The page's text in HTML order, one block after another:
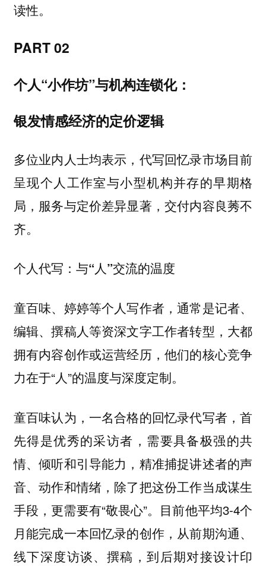
读性。
PART 02
个人“小作坊”与机构连锁化：
银发情感经济的定价逻辑
多位业内人士均表示，代写回忆录市场目前
呈现个人工作室与小型机构并存的早期格
局，服务与定价差异显著，交付内容良莠不
齐。
个人代写：与“人”交流的温度
童百味、婷婷等个人写作者，通常是记者、
编辑、撰稿人等资深文字工作者转型，大都
拥有内容创作或运营经历，他们的核心竞争
力在于“人”的温度与深度定制。
童百味认为，一名合格的回忆录代写者，首
先得是优秀的采访者，需要具备极强的共
情、倾听和引导能力，精准捕捉讲述者的声
音、动作和情绪，除了把这份工作当成谋生
手段，更需要有“敬畏心”。目前他平均3-4个
月能完成一本回忆录的创作，从前期沟通、
线下深度访谈、撰稿，到后期对接设计印